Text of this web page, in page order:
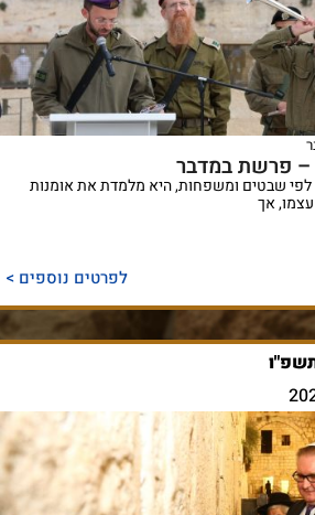
פרשת במדבר
שבטים ומשפחות, היא מלמדת את אומנות
עצמו, אך
לפרטים נוספים >